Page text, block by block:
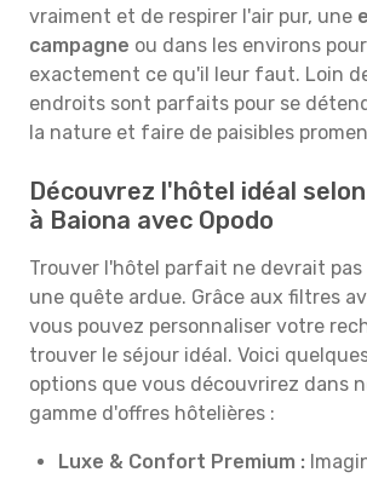
vraiment et de respirer l'air pur, une
campagne ou dans les environs
exactement ce qu'il leur faut. Loin
endroits sont parfaits pour se
la nature et faire de paisibles
Découvrez l'hôtel idéal
à Baiona avec Opodo
Trouver l'hôtel parfait ne devrait pas
une quête ardue. Grâce aux filtres
vous pouvez personnaliser votre
trouver le séjour idéal. Voici
options que vous découvrirez dans
gamme d'offres hôtelières :
Luxe & Confort Premium :